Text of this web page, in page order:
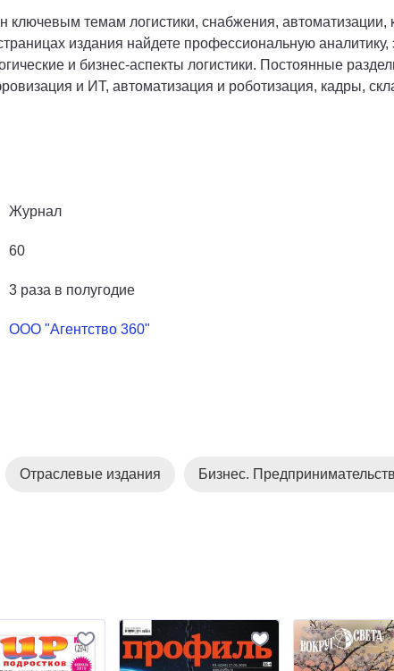
ключевым темам логистики, снабжения, автоматизации,
издания найдете профессиональную аналитику,
и бизнес-аспекты логистики. Постоянные
и ИТ, автоматизация и роботизация, кадры,
Журнал
60
3 раза в полугодие
ООО "Агентство 360"
Отраслевые издания Бизнес.